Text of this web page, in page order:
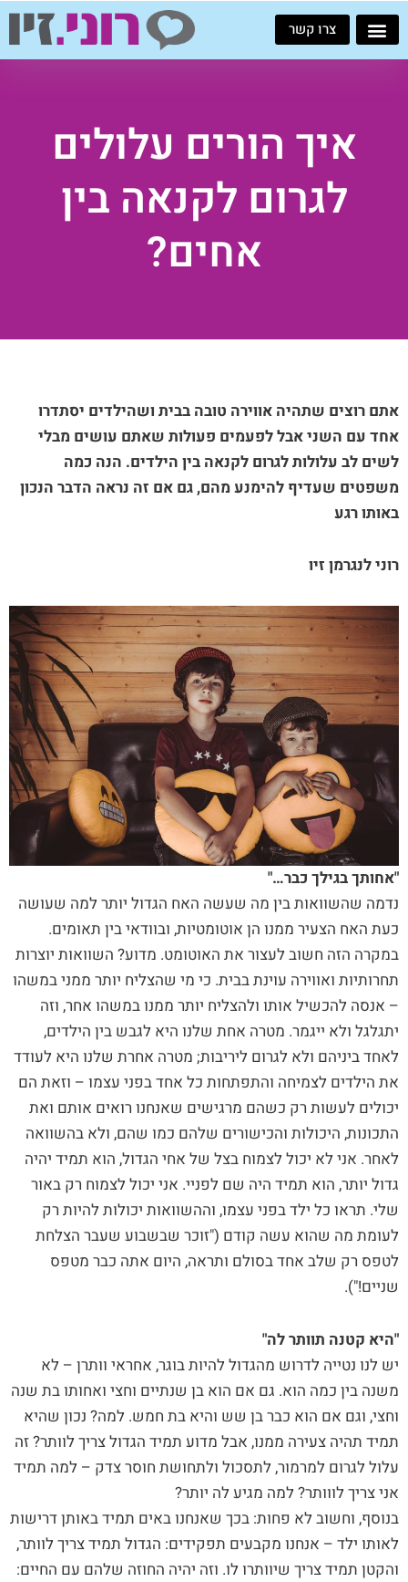
דילוג
לתוכן
צרו קשר
איך הורים עלולים
לגרום לקנאה בין
אחים?
אתם רוצים שתהיה אווירה טובה בבית ושהילדים יסתדרו
אחד עם השני אבל לפעמים פעולות שאתם עושים מבלי
לשים לב עלולות לגרום לקנאה בין הילדים. הנה כמה
משפטים שעדיף להימנע מהם, גם אם זה נראה הדבר הנכון
באותו רגע
רוני לנגרמן זיו
"אחותך בגילך כבר…"
נדמה שהשוואות בין מה שעשה האח הגדול יותר למה שעושה
כעת האח הצעיר ממנו הן אוטומטיות, ובוודאי בין תאומים.
במקרה הזה חשוב לעצור את האוטומט. מדוע? השוואות יוצרות
תחרותיות ואווירה עוינת בבית. כי מי שהצליח יותר ממני במשהו
– אנסה להכשיל אותו ולהצליח יותר ממנו במשהו אחר, וזה
יתגלגל ולא ייגמר. מטרה אחת שלנו היא לגבש בין הילדים,
לאחד ביניהם ולא לגרום ליריבות; מטרה אחרת שלנו היא לעודד
את הילדים לצמיחה והתפתחות כל אחד בפני עצמו – וזאת הם
יכולים לעשות רק כשהם מרגישים שאנחנו רואים אותם ואת
התכונות, היכולות והכישורים שלהם כמו שהם, ולא בהשוואה
לאחר. אני לא יכול לצמוח בצל של אחי הגדול, הוא תמיד יהיה
גדול יותר, הוא תמיד היה שם לפניי. אני יכול לצמוח רק באור
שלי. תראו כל ילד בפני עצמו, וההשוואות יכולות להיות רק
לעומת מה שהוא עשה קודם ("זוכר שבשבוע שעבר הצלחת
לטפס רק שלב אחד בסולם ותראה, היום אתה כבר מטפס
שניים!").
"היא קטנה תוותר לה"
יש לנו נטייה לדרוש מהגדול להיות בוגר, אחראי וותרן – לא
משנה בין כמה הוא. גם אם הוא בן שנתיים וחצי ואחותו בת שנה
וחצי, וגם אם הוא כבר בן שש והיא בת חמש. למה? נכון שהיא
תמיד תהיה צעירה ממנו, אבל מדוע תמיד הגדול צריך לוותר? זה
עלול לגרום למרמור, לתסכול ולתחושת חוסר צדק – למה תמיד
אני צריך לווותר? למה מגיע לה יותר?
בנוסף, וחשוב לא פחות: בכך שאנחנו באים תמיד באותן דרישות
לאותו ילד – אנחנו מקבעים תפקידים: הגדול תמיד צריך לוותר,
והקטן תמיד צריך שיוותרו לו. וזה יהיה החוזה שלהם עם החיים: